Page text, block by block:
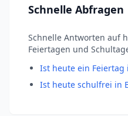
Schnelle Abfragen
Schnelle Antworten auf
Feiertagen und
Ist heute ein Feiertag
Ist heute schulfrei in